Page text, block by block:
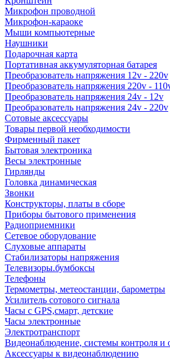
Микрофон проводной
Микрофон-караоке
Мыши компьютерные
Наушники
Подарочная карта
Портативная аккумуляторная батарея
Преобразователь напряжения 12v - 220v
Преобразователь напряжения 220v -
Преобразователь напряжения 24v - 12v
Преобразователь напряжения 24v - 220v
Сотовые аксессуары
Товары первой необходимости
Фирменный пакет
Бытовая электроника
Весы электронные
Гирлянды
Головка динамическая
Звонки
Конструкторы, платы в сборе
Приборы бытового применения
Радиоприемники
Сетевое оборудование
Слуховые аппараты
Стабилизаторы напряжения
Телевизоры.бумбоксы
Телефоны
Термометры, метеостанции, барометры
Усилитель сотового сигнала
Часы с GPS,смарт, детские
Часы электронные
Электротранспорт
Видеонаблюдение, системы контроля и
Аксессуары к видеонаблюдению